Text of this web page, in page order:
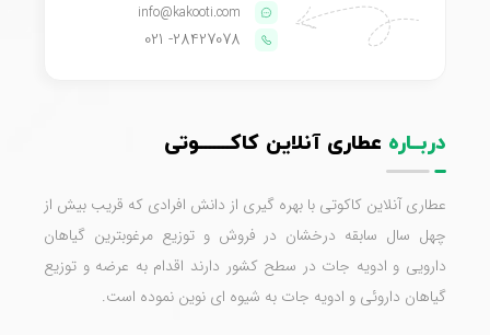
info@kakooti.com
28427078
- 021
دربــاره عطاری آنلاین کاکـــــــوتی
عطاری آنلاین کاکوتی با بهره گیری از دانش افرادی که قریب بیش از
چهل سال سابقه درخشان در فروش و توزیع مرغوبترین گیاهان
دارویی و ادویه جات در سطح کشور دارند اقدام به عرضه و توزیع
گیاهان داروئی و ادویه جات به شیوه ای نوین نموده است.